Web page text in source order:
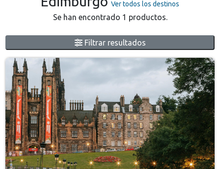
Ver todos los destinos
Se han encontrado 1 productos.
Filtrar resultados